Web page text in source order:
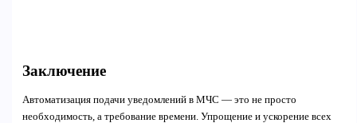
Заключение
Автоматизация подачи уведомлений в МЧС — это не просто
необходимость, а требование времени. Упрощение и ускорение всех